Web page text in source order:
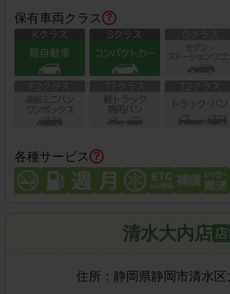
保有車両クラス
各種サービス
清水大内店
住所： 静岡県静岡市清水